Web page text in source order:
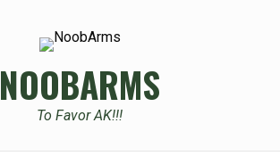
NOOBARMS
To Favor AK!!!